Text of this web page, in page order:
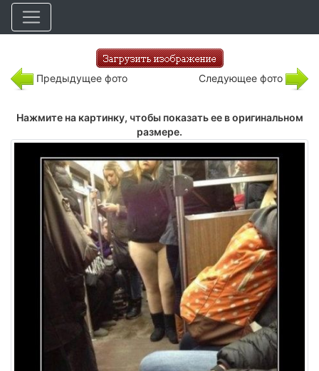
Предыдущее фото Следующее фото
Нажмите на картинку, чтобы показать ее в оригинальном
размере.